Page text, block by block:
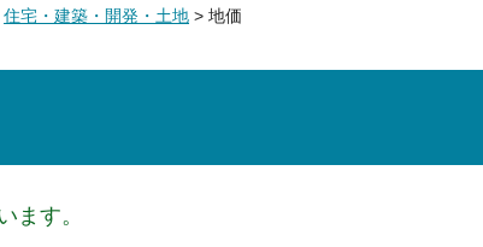
住宅・建築・開発・土地 > 地価
ます。